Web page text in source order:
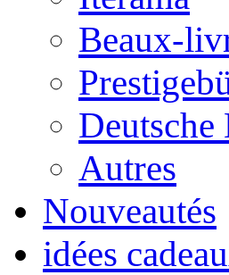
Beaux-
Deutsche
Autres
Nouveautés
idées